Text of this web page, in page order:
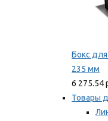
Бокс для
235 мм
6 275.54
Товары